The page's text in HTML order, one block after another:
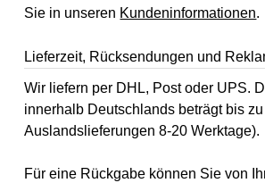
Sie in unseren Kundeninformationen.
Lieferzeit, Rücksendungen und
Wir liefern per DHL, Post oder UPS.
innerhalb Deutschlands beträgt bis
Auslandslieferungen 8-20 Werktage).
Für eine Rückgabe können Sie von